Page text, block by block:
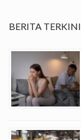
BERITA TERKINI